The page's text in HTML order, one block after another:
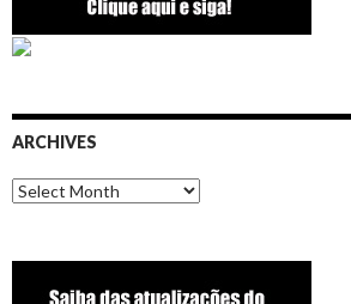
ARCHIVES
Archives